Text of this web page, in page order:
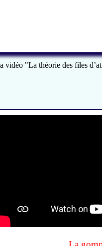
vidéo "La théorie des files